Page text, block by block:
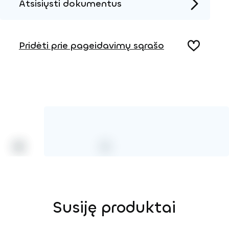
Atsisiųsti dokumentus
Pridėti prie pageidavimų sąrašo
Susiję produktai